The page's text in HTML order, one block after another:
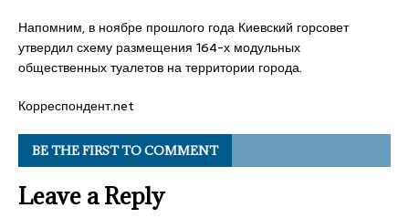
Напомним, в ноябре прошлого года Киевский горсовет
утвердил схему размещения 164-х модульных
общественных туалетов на территории города.
Корреспондент.net
BE THE FIRST TO COMMENT
Leave a Reply